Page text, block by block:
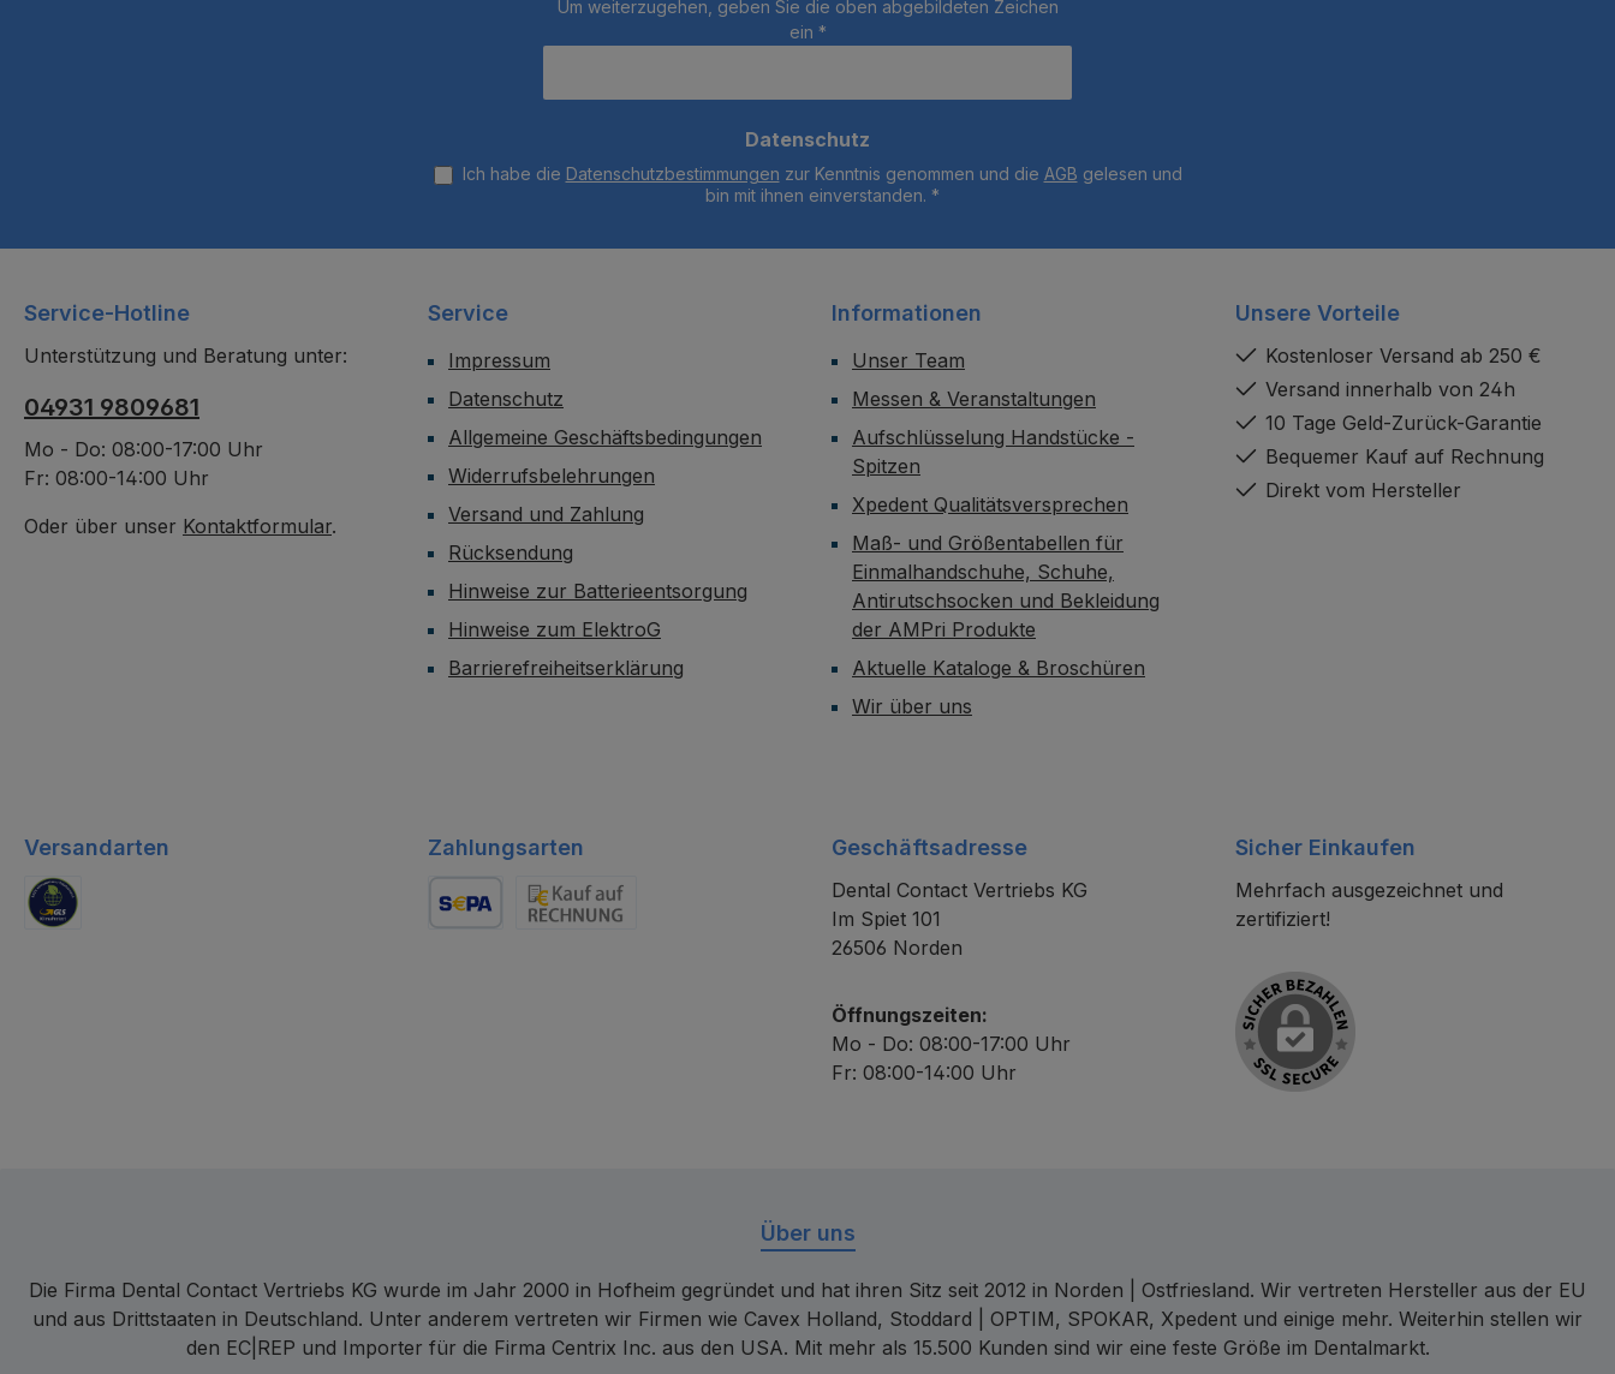
Um weiterzugehen, geben Sie die oben abgebildeten Zeichen
ein *
Datenschutz
Ich habe die Datenschutzbestimmungen zur Kenntnis genommen und die AGB gelesen und
bin mit ihnen einverstanden. *
Service-Hotline
Unterstützung und Beratung unter:
04931 9809681
Mo - Do: 08:00-17:00 Uhr
Fr: 08:00-14:00 Uhr
Oder über unser Kontaktformular.
Service
Impressum
Datenschutz
Allgemeine Geschäftsbedingungen
Widerrufsbelehrungen
Versand und Zahlung
Rücksendung
Hinweise zur Batterieentsorgung
Hinweise zum ElektroG
Barrierefreiheitserklärung
Informationen
Unser Team
Messen & Veranstaltungen
Aufschlüsselung Handstücke -
Spitzen
Xpedent Qualitätsversprechen
Maß- und Größentabellen für
Einmalhandschuhe, Schuhe,
Antirutschsocken und Bekleidung
der AMPri Produkte
Aktuelle Kataloge & Broschüren
Wir über uns
Unsere Vorteile
Kostenloser Versand ab 250 €
Versand innerhalb von 24h
10 Tage Geld-Zurück-Garantie
Bequemer Kauf auf Rechnung
Direkt vom Hersteller
Versandarten Zahlungsarten Geschäftsadresse
Dental Contact Vertriebs KG
Im Spiet 101
26506 Norden
Öffnungszeiten:
Mo - Do: 08:00-17:00 Uhr
Fr: 08:00-14:00 Uhr
Sicher Einkaufen
Mehrfach ausgezeichnet und
zertifiziert!
Über uns
Die Firma Dental Contact Vertriebs KG wurde im Jahr 2000 in Hofheim gegründet und hat ihren Sitz seit 2012 in Norden | Ostfriesland. Wir vertreten Hersteller aus der EU
und aus Drittstaaten in Deutschland. Unter anderem vertreten wir Firmen wie Cavex Holland, Stoddard | OPTIM, SPOKAR, Xpedent und einige mehr. Weiterhin stellen wir
den EC|REP und Importer für die Firma Centrix Inc. aus den USA. Mit mehr als 15.500 Kunden sind wir eine feste Größe im Dentalmarkt.